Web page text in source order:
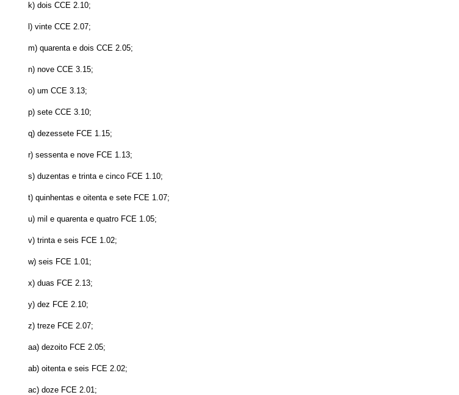
k) dois CCE 2.10;
l) vinte CCE 2.07;
m) quarenta e dois CCE 2.05;
n) nove CCE 3.15;
o) um CCE 3.13;
p) sete CCE 3.10;
q) dezessete FCE 1.15;
r) sessenta e nove FCE 1.13;
s) duzentas e trinta e cinco FCE 1.10;
t) quinhentas e oitenta e sete FCE 1.07;
u) mil e quarenta e quatro FCE 1.05;
v) trinta e seis FCE 1.02;
w) seis FCE 1.01;
x) duas FCE 2.13;
y) dez FCE 2.10;
z) treze FCE 2.07;
aa) dezoito FCE 2.05;
ab) oitenta e seis FCE 2.02;
ac) doze FCE 2.01;